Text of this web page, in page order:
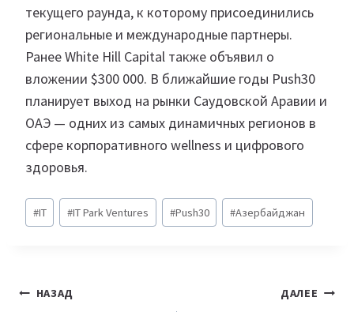
текущего раунда, к которому присоединились
региональные и международные партнеры.
Ранее White Hill Capital также объявил о
вложении $300 000. В ближайшие годы Push30
планирует выход на рынки Саудовской Аравии и
ОАЭ — одних из самых динамичных регионов в
сфере корпоративного wellness и цифрового
здоровья.
Метки
записи:
#IT #IT Park Ventures #Push30 #Азербайджан
Навигация
НАЗАД ДАЛЕЕ